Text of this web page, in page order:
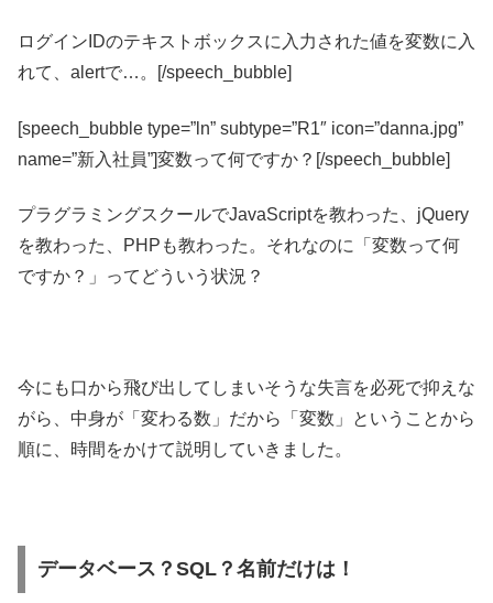
ログインIDのテキストボックスに入力された値を変数に入
れて、alertで…。[/speech_bubble]
[speech_bubble type=”ln” subtype=”R1″ icon=”danna.jpg”
name=”新入社員”]変数って何ですか？[/speech_bubble]
プラグラミングスクールでJavaScriptを教わった、jQuery
を教わった、PHPも教わった。それなのに「変数って何
ですか？」ってどういう状況？
今にも口から飛び出してしまいそうな失言を必死で抑えな
がら、中身が「変わる数」だから「変数」ということから
順に、時間をかけて説明していきました。
データベース？SQL？名前だけは！